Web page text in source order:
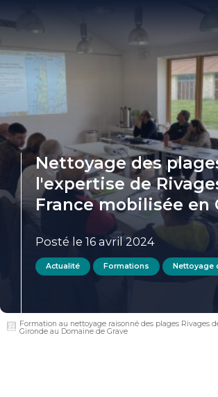
Nettoyage des
l'expertise de
France mobilisée en
Posté le 16 avril 2024
Actualité Formations Nettoyage
Formation au nettoyage raisonné des plages Rivages
Gironde au Domaine de Grave